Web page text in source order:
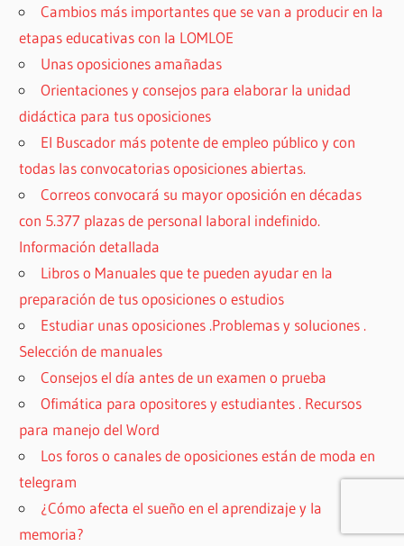
Cambios más importantes que se van a producir en la
etapas educativas con la LOMLOE
Unas oposiciones amañadas
Orientaciones y consejos para elaborar la unidad
didáctica para tus oposiciones
El Buscador más potente de empleo público y con
todas las convocatorias oposiciones abiertas.
Correos convocará su mayor oposición en décadas
con 5.377 plazas de personal laboral indefinido.
Información detallada
Libros o Manuales que te pueden ayudar en la
preparación de tus oposiciones o estudios
Estudiar unas oposiciones .Problemas y soluciones .
Selección de manuales
Consejos el día antes de un examen o prueba
Ofimática para opositores y estudiantes . Recursos
para manejo del Word
Los foros o canales de oposiciones están de moda en
telegram
¿Cómo afecta el sueño en el aprendizaje y la
memoria?